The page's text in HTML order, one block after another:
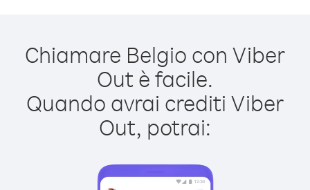
Chiamare Belgio con Viber
Out è facile.
Quando avrai crediti Viber
Out, potrai: